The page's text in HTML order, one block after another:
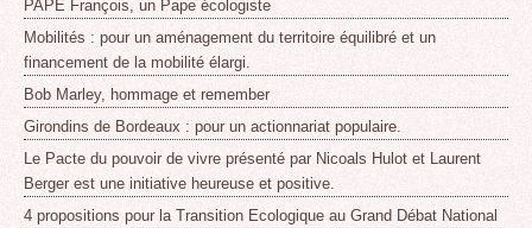
PAPE François, un Pape écologiste
Mobilités : pour un aménagement du territoire équilibré et un
financement de la mobilité élargi.
Bob Marley, hommage et remember
Girondins de Bordeaux : pour un actionnariat populaire.
Le Pacte du pouvoir de vivre présenté par Nicoals Hulot et Laurent
Berger est une initiative heureuse et positive.
4 propositions pour la Transition Ecologique au Grand Débat National